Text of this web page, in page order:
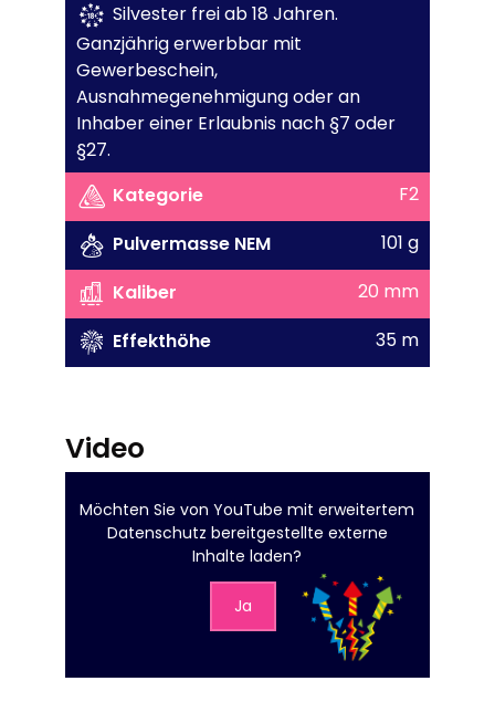
Silvester frei ab 18 Jahren.
Ganzjährig erwerbbar mit
Gewerbeschein,
Ausnahmegenehmigung oder an
Inhaber einer Erlaubnis nach §7 oder
§27.
Kategorie
F2
Pulvermasse NEM
101 g
Kaliber
20 mm
Effekthöhe
35 m
Video
Möchten Sie vonYouTube mit erweitertem
Datenschutz bereitgestellte externe
Inhalte laden?
Ja